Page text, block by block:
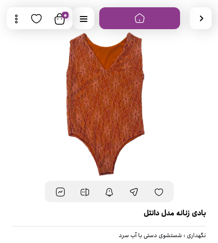
0
بادی زنانه مدل دانتل
نگهداری : شستشوی دستی با آب سرد